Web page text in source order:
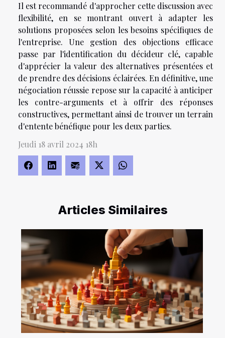
Articles Similaires
Il est recommandé d'approcher cette discussion avec
flexibilité, en se montrant ouvert à adapter les
solutions proposées selon les besoins spécifiques de
l'entreprise. Une gestion des objections efficace
passe par l'identification du décideur clé, capable
d'apprécier la valeur des alternatives présentées et
de prendre des décisions éclairées. En définitive, une
négociation réussie repose sur la capacité à anticiper
les contre-arguments et à offrir des réponses
constructives, permettant ainsi de trouver un terrain
d'entente bénéfique pour les deux parties.
Jeudi 18 avril 2024 18h